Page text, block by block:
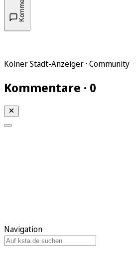
Kölner Stadt-Anzeiger · Community
Kommentare · 0
Navigation